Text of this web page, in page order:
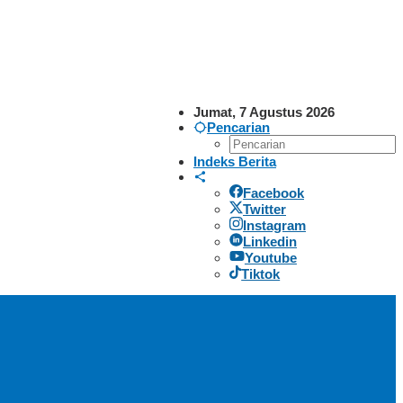
Jumat, 7 Agustus 2026
Pencarian
Indeks Berita
Facebook
Twitter
Instagram
Linkedin
Youtube
Tiktok